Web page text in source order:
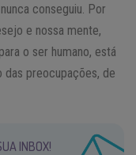
conseguiu. Por
e nossa mente,
o ser humano, está
das preocupações, de
INBOX!